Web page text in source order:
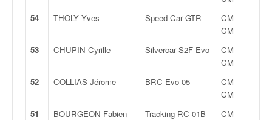
54
THOLY Yves Speed Car GTR
CM
CM
53
CHUPIN Cyrille Silvercar S2F Evo
CM
CM
52
COLLIAS Jérome BRC Evo 05
CM
CM
51
BOURGEON Fabien
Tracking RC 01B
CM